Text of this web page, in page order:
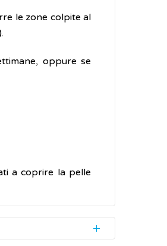
le zone colpite al
oppure se
a coprire la pelle